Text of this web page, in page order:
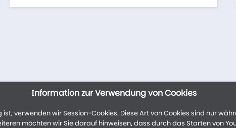
Information zur Verwendung von Cookies
verwenden wir Session-Cookies. Diese Art von Cookies sind nur
möchten wir Sie darauf hinweisen, dass durch das Starten von